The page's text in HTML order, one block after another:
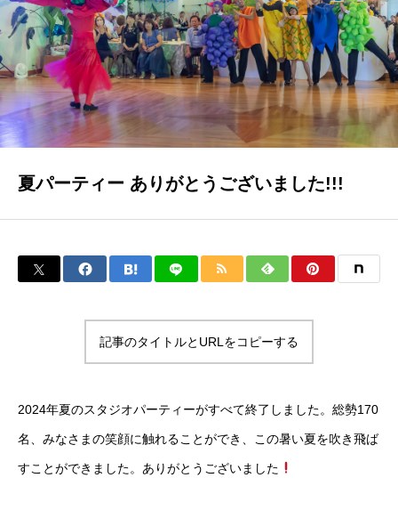
100 Carat の最も熱いNewsをお知らせ!!!
メンバー
クリエイティブなメンバー
料金案内
アクセス
お問い合わせ
クラススケジュール
夏パーティー ありがとうございました!!!
記事のタイトルとURLをコピーする
2024年夏のスタジオパーティーがすべて終了しました。総勢170
名、みなさまの笑顔に触れることができ、この暑い夏を吹き飛ば
すことができました。ありがとうございました